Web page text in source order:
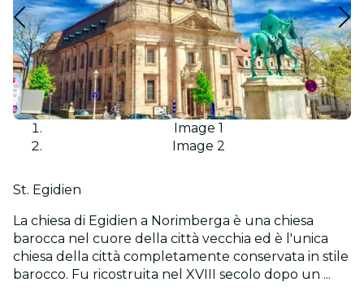
Image 1
Image 2
St. Egidien
La chiesa di Egidien a Norimberga è una chiesa
barocca nel cuore della città vecchia ed è l'unica
chiesa della città completamente conservata in stile
barocco. Fu ricostruita nel XVIII secolo dopo un ...